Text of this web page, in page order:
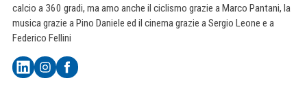
calcio a 360 gradi, ma amo anche il ciclismo grazie a Marco Pantani, la
musica grazie a Pino Daniele ed il cinema grazie a Sergio Leone e a
Federico Fellini